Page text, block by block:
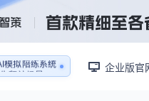
模拟陪练系统
拜访场景
模拟陪练系统
企业版官